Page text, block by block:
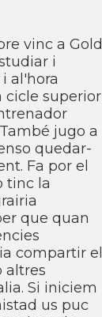
vinc a Gold
i
al'hora
cicle superior
jugo a
quedar-
Fa por el
tinc la
que quan
compartir el
altres
Si iniciem
us puc